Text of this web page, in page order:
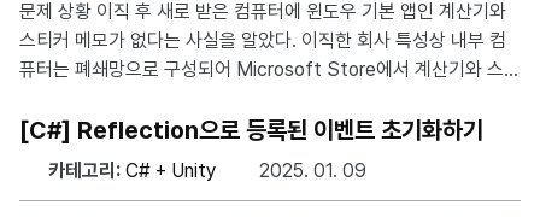
방향 DNS(Reverse DNS) 조회를 수행
문제 상황 이직 후 새로 받은 컴퓨터에 윈도우 기본 앱인 계산기와
스티커 메모가 없다는 사실을 알았다. 이직한 회사 특성상 내부 컴
퓨터는 폐쇄망으로 구성되어 Microsoft Store에서 계산기와 스티
PowerShell를 이용하여 폐쇄망 환경에서도 윈도우 기본 앱인 계산
기와 스티커 메모를 재설치 할 수 있는 방법을 찾았다. 구체적인 방
안은 다음과 같다. PowerShell 관리자 권한으로 실행하기 하단 윈
[C#] Reflection으로 등록된 이벤트 초기화하기
카테고리: C# + Unity 2025. 01. 09